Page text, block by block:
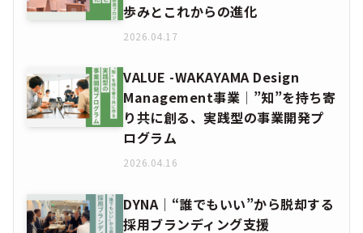
歩みとこれからの進化
2026.04.17
VALUE -WAKAYAMA Design
Management事業│”知”を持ち寄
り共に創る、実践型の事業開発プ
ログラム
2026.04.16
DYNA｜“誰でもいい”から脱却する
採用ブランディング支援